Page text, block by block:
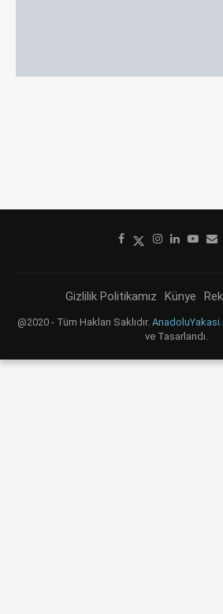
Gizlilik Politikamız Künye
@2020 - Tüm Hakları Saklıdır.
ve Tasarlandı.